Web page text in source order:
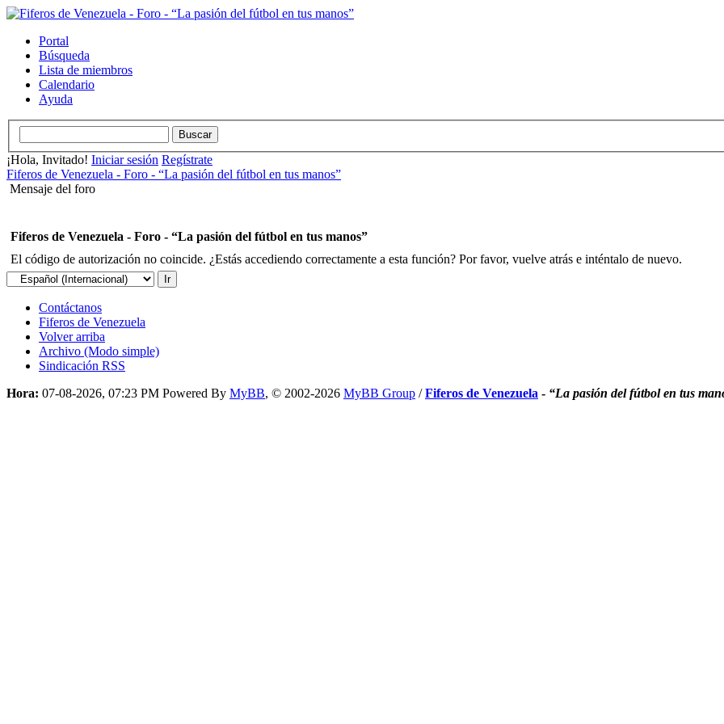
Portal
Búsqueda
Lista de miembros
Calendario
Ayuda
¡Hola, Invitado! Iniciar sesión Regístrate
Fiferos de Venezuela - Foro - “La pasión del fútbol en tus manos”
Mensaje del foro
Fiferos de Venezuela - Foro - “La pasión del fútbol en tus manos”
El código de autorización no coincide. ¿Estás accediendo correctamente a esta función? Por favor, vuelve atrás e inténtalo de nuevo.
Contáctanos
Fiferos de Venezuela
Volver arriba
Archivo (Modo simple)
Sindicación RSS
Hora: 07-08-2026, 07:23 PM Powered By MyBB, © 2002-2026 MyBB Group /Fiferos de Venezuela - “La pasión del fútbol en tus